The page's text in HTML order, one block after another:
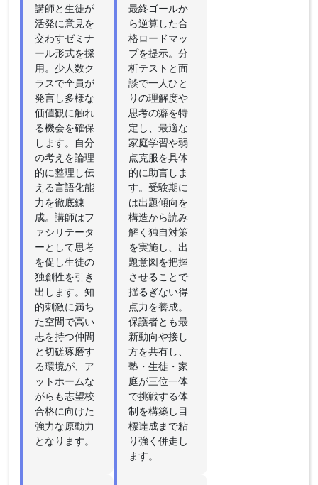
講師と生徒が
活発に意見を
交わすゼミナ
ール形式を採
用。少人数ク
ラスで全員が
発言し多様な
価値観に触れ
る機会を確保
します。自分
の考えを論理
的に整理し伝
える言語化能
力を徹底錬
成。講師はフ
ァシリテータ
ーとして思考
を促し生徒の
独創性を引き
出します。知
的刺激に満ち
た空間で高い
志を持つ仲間
と切磋琢磨す
る環境が、ア
ットホームな
がらも志望校
合格に向けた
強力な原動力
となります。
最終ゴールか
ら逆算した合
格ロードマッ
プを提示。分
析テストと面
談で一人ひと
りの理解度や
思考の癖を特
定し、最適な
家庭学習や弱
点克服を具体
的に助言しま
す。受験期に
は出題傾向を
構造から読み
解く独自対策
を実施し、出
題意図を把握
させることで
揺るぎない得
点力を養成。
保護者とも最
新動向や接し
方を共有し、
塾・生徒・家
庭が三位一体
で挑戦する体
制を構築し目
標達成まで粘
り強く併走し
ます。